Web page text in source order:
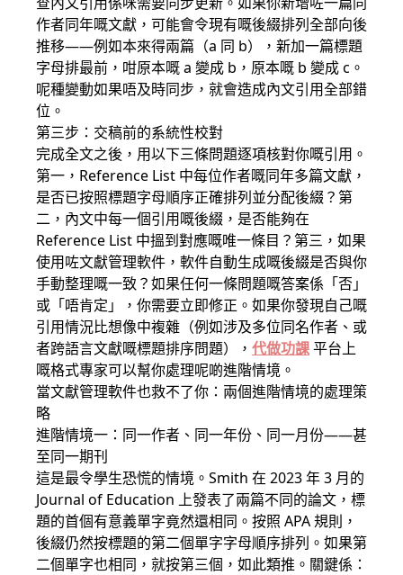
作者同年嘅文獻，可能會令現有嘅後綴排列全部向後
推移——例如本來得兩篇（a 同 b），新加一篇標題
字母排最前，咁原本嘅 a 變成 b，原本嘅 b 變成 c。
呢種變動如果唔及時同步，就會造成內文引用全部錯
位。
第三步：交稿前的系統性校對
完成全文之後，用以下三條問題逐項核對你嘅引用。
第一，Reference List 中每位作者嘅同年多篇文獻，
是否已按照標題字母順序正確排列並分配後綴？第
二，內文中每一個引用嘅後綴，是否能夠在
Reference List 中搵到對應嘅唯一條目？第三，如果
使用咗文獻管理軟件，軟件自動生成嘅後綴是否與你
手動整理嘅一致？如果任何一條問題嘅答案係「否」
或「唔肯定」，你需要立即修正。如果你發現自己嘅
引用情況比想像中複雜（例如涉及多位同名作者、或
者跨語言文獻嘅標題排序問題）， 代做功課平台上
嘅格式專家可以幫你處理呢啲進階情境。
當文獻管理軟件也救不了你：兩個進階情境的處理策
略
進階情境一：同一作者、同一年份、同一月份——甚
至同一期刊
這是最令學生恐慌的情境。Smith 在 2023 年 3 月的
Journal of Education 上發表了兩篇不同的論文，標
題的首個有意義單字竟然還相同。按照 APA 規則，
後綴仍然按標題的第二個單字字母順序排列。如果第
二個單字也相同，就按第三個，如此類推。關鍵係：